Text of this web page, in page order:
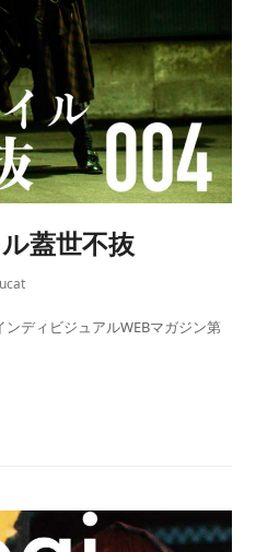
蓋世不抜
ディビジュアルWEBマガジン第